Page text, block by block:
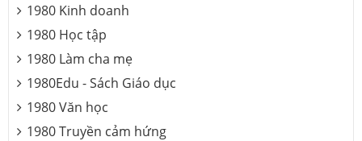
1980 Kinh doanh
1980 Học tập
1980 Làm cha mẹ
1980Edu - Sách Giáo dục
1980 Văn học
1980 Truyền cảm hứng